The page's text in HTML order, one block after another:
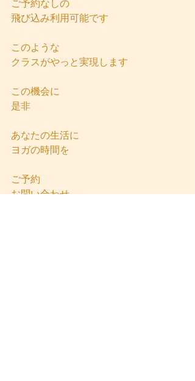
ご予約なしの
飛び込み利用可能です
このような
クラスがやっと実現します
この機会に
是非
あなたの生活に
ヨガの時間を
ご予約
お問い合わせ